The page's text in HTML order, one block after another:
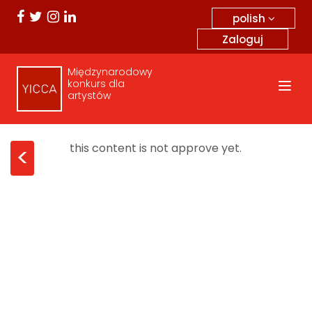
polish
Zaloguj
Międzynarodowy
konkurs dla
artystów
< this content is not approve yet.